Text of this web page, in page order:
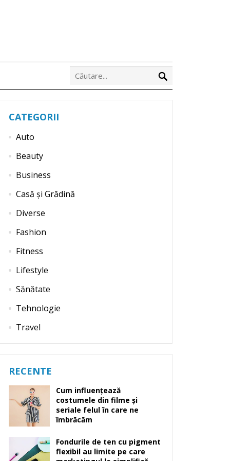
CATEGORII
Auto
Beauty
Business
Casă și Grădină
Diverse
Fashion
Fitness
Lifestyle
Sănătate
Tehnologie
Travel
RECENTE
Cum influențează
costumele din filme și
seriale felul în care ne
îmbrăcăm
Fondurile de ten cu pigment
flexibil au limite pe care